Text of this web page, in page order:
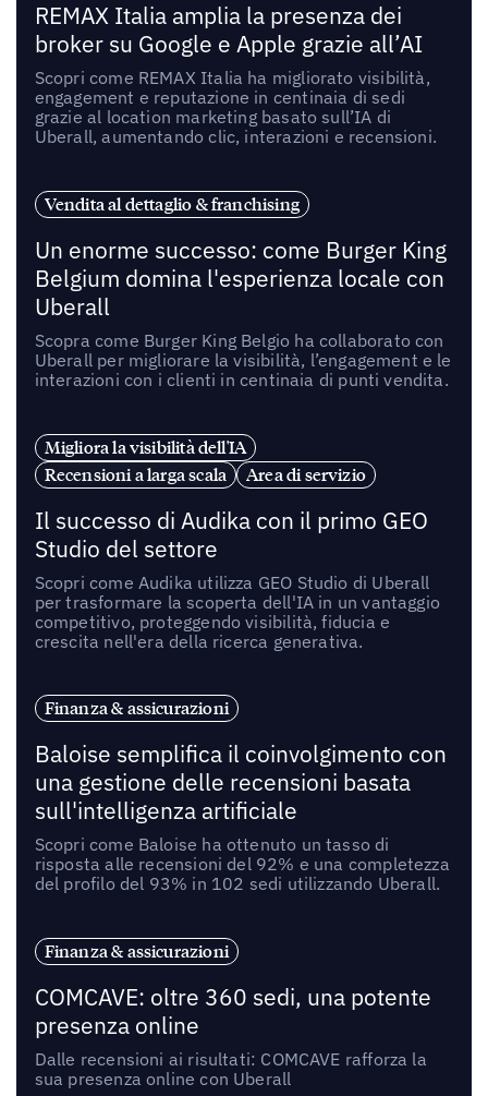
REMAX Italia amplia la presenza dei
broker su Google e Apple grazie all’AI
Scopri come REMAX Italia ha migliorato visibilità,
engagement e reputazione in centinaia di sedi
grazie al location marketing basato sull’IA di
Uberall, aumentando clic, interazioni e recensioni.
Vendita al dettaglio & franchising
Un enorme successo: come Burger King
Belgium domina l'esperienza locale con
Uberall
Scopra come Burger King Belgio ha collaborato con
Uberall per migliorare la visibilità, l’engagement e le
interazioni con i clienti in centinaia di punti vendita.
Migliora la visibilità dell'IA
Recensioni a larga scala
Area di servizio
Il successo di Audika con il primo GEO
Studio del settore
Scopri come Audika utilizza GEO Studio di Uberall
per trasformare la scoperta dell'IA in un vantaggio
competitivo, proteggendo visibilità, fiducia e
crescita nell'era della ricerca generativa.
Finanza & assicurazioni
Baloise semplifica il coinvolgimento con
una gestione delle recensioni basata
sull'intelligenza artificiale
Scopri come Baloise ha ottenuto un tasso di
risposta alle recensioni del 92% e una completezza
del profilo del 93% in 102 sedi utilizzando Uberall.
Finanza & assicurazioni
COMCAVE: oltre 360 sedi, una potente
presenza online
Dalle recensioni ai risultati: COMCAVE rafforza la
sua presenza online con Uberall